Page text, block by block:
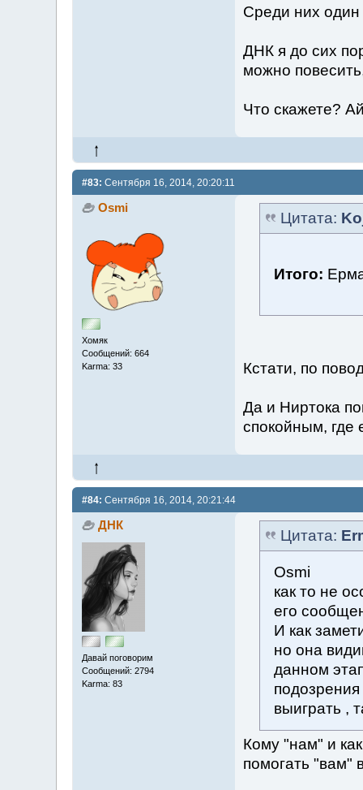
Среди них
ДНК я до сих
можно
Что скажете?
#83: Сентября 16, 2014, 20:20:11
Osmi
Хомяк
Сообщений: 664
Karma: 33
Цитата:
Итого:
Кстати, по
Да и Ниртока
спокойным,
#84: Сентября 16, 2014, 20:21:44
ДНК
Давай поговорим
Сообщений: 2794
Karma: 83
Цитата:
Osmi
как то не
его
И как
но она
данном
выиграть ,
Кому "нам" и
помогать "вам"